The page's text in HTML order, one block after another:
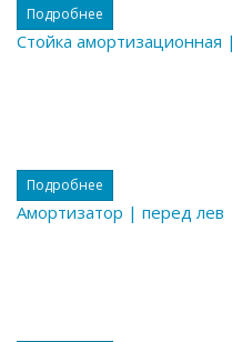
Подробнее
Стойка
Подробнее
Амортизатор | перед лев